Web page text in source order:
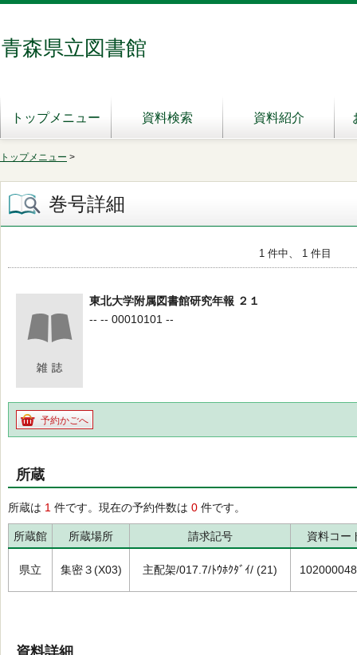
青森県立図書館
トップメニュー 資料検索 資料紹介
トップメニュー >
巻号詳細
1 件中、 1 件目
東北大学附属図書館研究年報 ２１
-- -- 00010101 --
予約かごへ
所蔵
所蔵は 1 件です。現在の予約件数は 0 件です。
所蔵館 所蔵場所 請求記号 資料コー
県立 集密３(X03) 主配架/017.7/ﾄｳﾎｸﾀﾞｲ/ (21)
資料詳細